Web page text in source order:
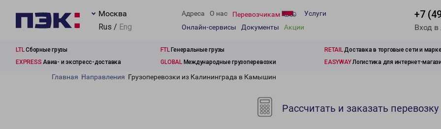
Москва
Rus / Eng
Адреса О нас Перевозчикам
Услуги
Онлайн-сервисы
Документы Акции
+7
Вход
LTLСборные грузы FTLГенеральные грузы RETAILДоставка в торговые сети и
EXPRESS Авиа- и экспресс-доставка GLOBALМеждународные грузоперевозки EASYWAYЛогистика для интернет-
Главная Направления Грузоперевозки из Калининграда в Камышин
Рассчитать и заказать перевозку